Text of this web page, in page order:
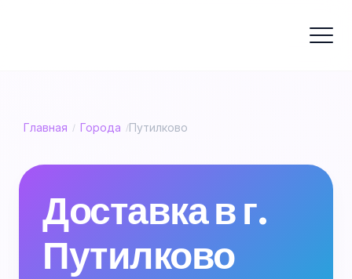
Главная / Города /Путилково
Доставка в г.
Путилково